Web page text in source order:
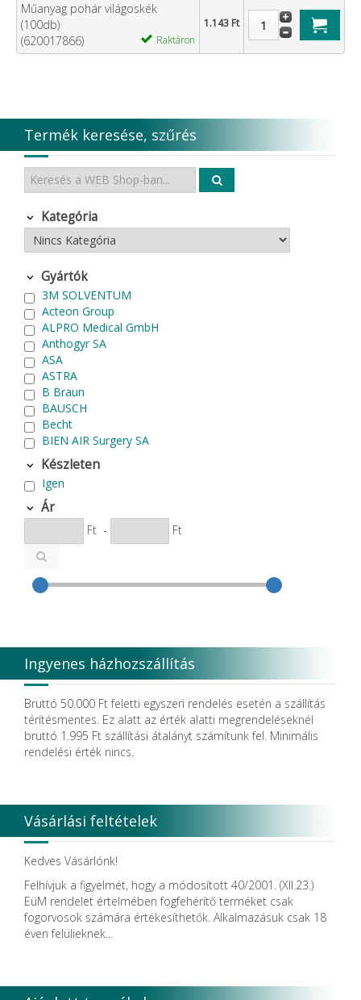
Műanyag pohár világoskék
(100db)
(620017866)
Raktáron
1.143 Ft
Termék keresése, szűrés
Kategória
Gyártók
3M SOLVENTUM
Acteon Group
ALPRO Medical GmbH
Anthogyr SA
ASA
ASTRA
B Braun
BAUSCH
Becht
BIEN AIR Surgery SA
Bode Chemie
Cardex
Carlo de Giorgi srl
CATTANI SpA
CAVEX
Cefla S.C.
CEMM Dental High Tech Ltd.
Coxo Medical Instrument Co. Ltd.
Degradable Solutions AG
DELTA RT.
Dendia GmbH
DenMat Holdings, LLC
Dental Film srl.
Dental Pacific
Dentis
Dentsply Sirona
Detax
DFS
DIADENT
DIRECTA AB
Discus Dental PHILIPS
DISPOTECH S.r.l.
DKL
DUX
Készleten
Igen
Ár
Ft - Ft
Ingyenes házhozszállítás
Bruttó 50.000 Ft feletti egyszeri rendelés esetén a szállítás
térítésmentes. Ez alatt az érték alatti megrendeléseknél
bruttó 1.995 Ft szállítási átalányt számítunk fel. Minimális
rendelési érték nincs.
Vásárlási feltételek
Kedves Vásárlónk!
Felhívjuk a figyelmét, hogy a módosított 40/2001. (XII.23.)
EüM rendelet értelmében fogfehérítő terméket csak
fogorvosok számára értékesíthetők. Alkalmazásuk csak 18
éven felülieknek...